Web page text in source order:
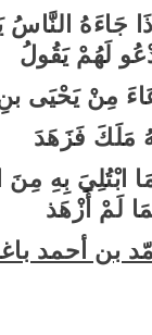
جَاءَهُ النَّاسُ
لَهُمْ يَقُولُ
مِنْ يَحْيَى
مَلَكَ فَزَهَدَ
ابْتُلِيَ بِهِ مِنَ
لَمْ أَزْهَذ
بن أحمد